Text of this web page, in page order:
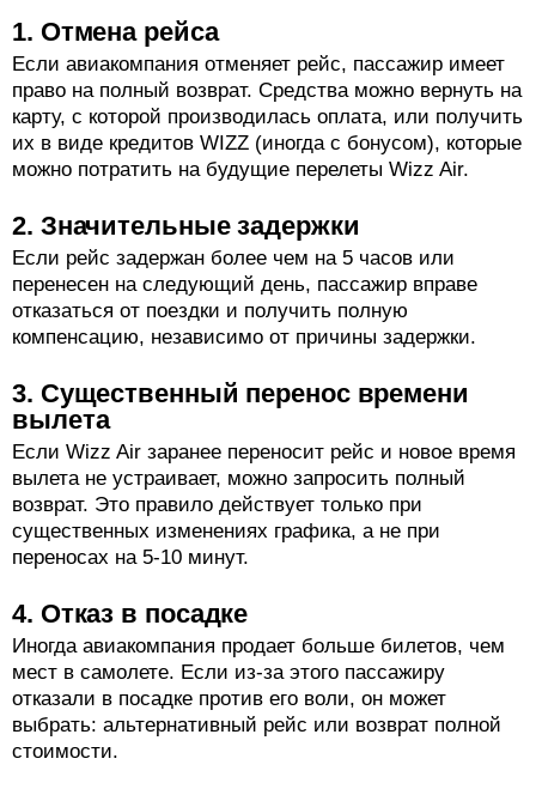
1. Отмена рейса
Если авиакомпания отменяет рейс, пассажир имеет
право на полный возврат. Средства можно вернуть на
карту, с которой производилась оплата, или получить
их в виде кредитов WIZZ (иногда с бонусом), которые
можно потратить на будущие перелеты Wizz Air.
2. Значительные задержки
Если рейс задержан более чем на 5 часов или
перенесен на следующий день, пассажир вправе
отказаться от поездки и получить полную
компенсацию, независимо от причины задержки.
3. Существенный перенос времени
вылета
Если Wizz Air заранее переносит рейс и новое время
вылета не устраивает, можно запросить полный
возврат. Это правило действует только при
существенных изменениях графика, а не при
переносах на 5-10 минут.
4. Отказ в посадке
Иногда авиакомпания продает больше билетов, чем
мест в самолете. Если из-за этого пассажиру
отказали в посадке против его воли, он может
выбрать: альтернативный рейс или возврат полной
стоимости.